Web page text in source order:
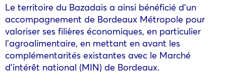
Le territoire du Bazadais a ainsi bénéficié d’un
accompagnement de Bordeaux Métropole pour
valoriser ses filières économiques, en particulier
l’agroalimentaire, en mettant en avant les
complémentarités existantes avec le Marché
d’intérêt national (MIN) de Bordeaux.